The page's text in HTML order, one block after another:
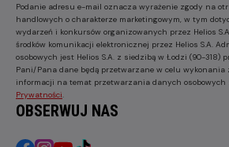
Podanie adresu e-mail oznacza wyrażenie zgody na
handlowych o charakterze marketingowym, w tym
wydarzeń i konkursów organizowanych przez Helios
środków komunikacji elektronicznej przez Helios S.A.
osobowych jest Helios S.A. z siedzibą w Łodzi (90-318)
Pani/Pana dane będą przetwarzane w celu wykonania
informacji na temat przetwarzania danych
Prywatności
OBSERWUJ NAS